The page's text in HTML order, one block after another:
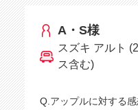
A・S様
スズキ アルト
ス含む)
Q.アップルに対する